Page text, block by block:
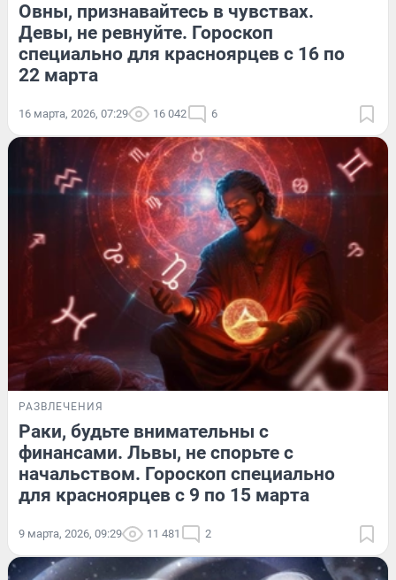
Овны, признавайтесь в чувствах.
Девы, не ревнуйте. Гороскоп
специально для красноярцев с 16 по
22 марта
16 марта, 2026, 07:29 16 042 6
РАЗВЛЕЧЕНИЯ
Раки, будьте внимательны с
финансами. Львы, не спорьте с
начальством. Гороскоп специально
для красноярцев с 9 по 15 марта
9 марта, 2026, 09:29 11 481 2